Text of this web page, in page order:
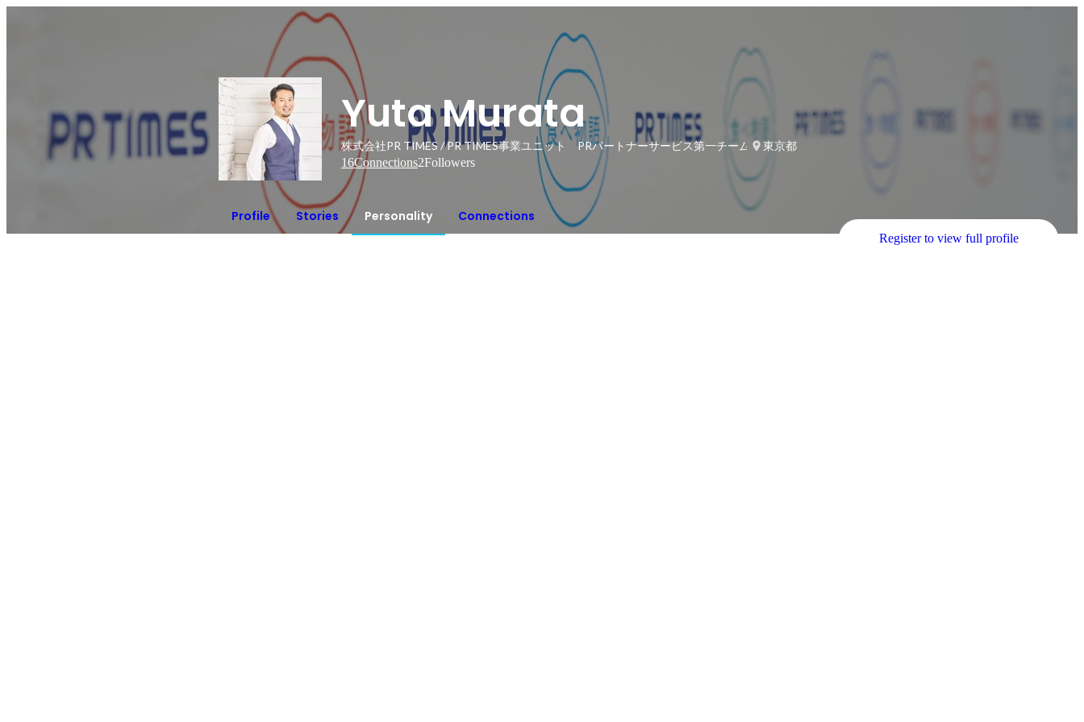
Yuta Murata
株式会社PR TIMES / PR TIMES事業ユニット PRパートナーサービス第一チームマネージャー
東京都
16Connections2Followers
Profile Stories Personality Connections
Register to view full profile